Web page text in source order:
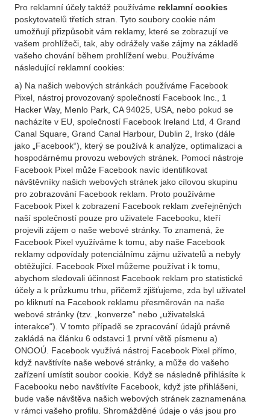
Pro reklamní účely taktéž používáme reklamní cookies
poskytovatelů třetích stran. Tyto soubory cookie nám
umožňují přizpůsobit vám reklamy, které se zobrazují ve
vašem prohlížeči, tak, aby odrážely vaše zájmy na základě
vašeho chování během prohlížení webu. Používáme
následující reklamní cookies:
a) Na našich webových stránkách používáme Facebook
Pixel, nástroj provozovaný společností Facebook Inc., 1
Hacker Way, Menlo Park, CA 94025, USA, nebo pokud se
nacházíte v EU, společností Facebook Ireland Ltd, 4 Grand
Canal Square, Grand Canal Harbour, Dublin 2, Irsko (dále
jako „Facebook“), který se používá k analýze, optimalizaci a
hospodárnému provozu webových stránek. Pomocí nástroje
Facebook Pixel může Facebook navíc identifikovat
návštěvníky našich webových stránek jako cílovou skupinu
pro zobrazování Facebook reklam. Proto používáme
Facebook Pixel k zobrazení Facebook reklam zveřejněných
naší společností pouze pro uživatele Facebooku, kteří
projevili zájem o naše webové stránky. To znamená, že
Facebook Pixel využíváme k tomu, aby naše Facebook
reklamy odpovídaly potenciálnímu zájmu uživatelů a nebyly
obtěžující. Facebook Pixel můžeme používat i k tomu,
abychom sledovali účinnost Facebook reklam pro statistické
účely a k průzkumu trhu, přičemž zjišťujeme, zda byl uživatel
po kliknutí na Facebook reklamu přesměrován na naše
webové stránky (tzv. „konverze“ nebo „uživatelská
interakce“). V tomto případě se zpracování údajů právně
zakládá na článku 6 odstavci 1 první větě písmenu a)
ONOOÚ. Facebook využívá nástroj Facebook Pixel přímo,
když navštívíte naše webové stránky, a může do vašeho
zařízení umístit soubor cookie. Když se následně přihlásíte k
Facebooku nebo navštívíte Facebook, když jste přihlášeni,
bude vaše návštěva našich webových stránek zaznamenána
v rámci vašeho profilu. Shromážděné údaje o vás jsou pro